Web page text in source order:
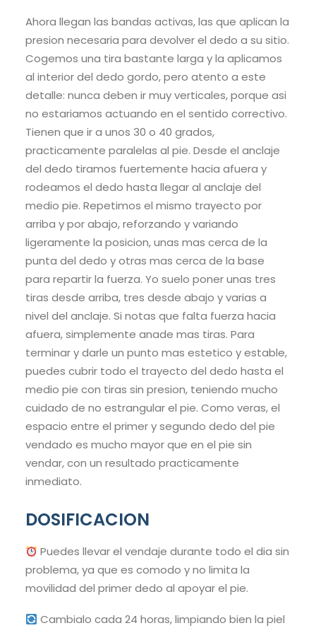
Ahora llegan las bandas activas, las que aplican la
presion necesaria para devolver el dedo a su sitio.
Cogemos una tira bastante larga y la aplicamos
al interior del dedo gordo, pero atento a este
detalle: nunca deben ir muy verticales, porque asi
no estariamos actuando en el sentido correctivo.
Tienen que ir a unos 30 o 40 grados,
practicamente paralelas al pie. Desde el anclaje
del dedo tiramos fuertemente hacia afuera y
rodeamos el dedo hasta llegar al anclaje del
medio pie. Repetimos el mismo trayecto por
arriba y por abajo, reforzando y variando
ligeramente la posicion, unas mas cerca de la
punta del dedo y otras mas cerca de la base
para repartir la fuerza. Yo suelo poner unas tres
tiras desde arriba, tres desde abajo y varias a
nivel del anclaje. Si notas que falta fuerza hacia
afuera, simplemente anade mas tiras. Para
terminar y darle un punto mas estetico y estable,
puedes cubrir todo el trayecto del dedo hasta el
medio pie con tiras sin presion, teniendo mucho
cuidado de no estrangular el pie. Como veras, el
espacio entre el primer y segundo dedo del pie
vendado es mucho mayor que en el pie sin
vendar, con un resultado practicamente
inmediato.
DOSIFICACION
Puedes llevar el vendaje durante todo el dia sin
problema, ya que es comodo y no limita la
movilidad del primer dedo al apoyar el pie.
Cambialo cada 24 horas, limpiando bien la piel